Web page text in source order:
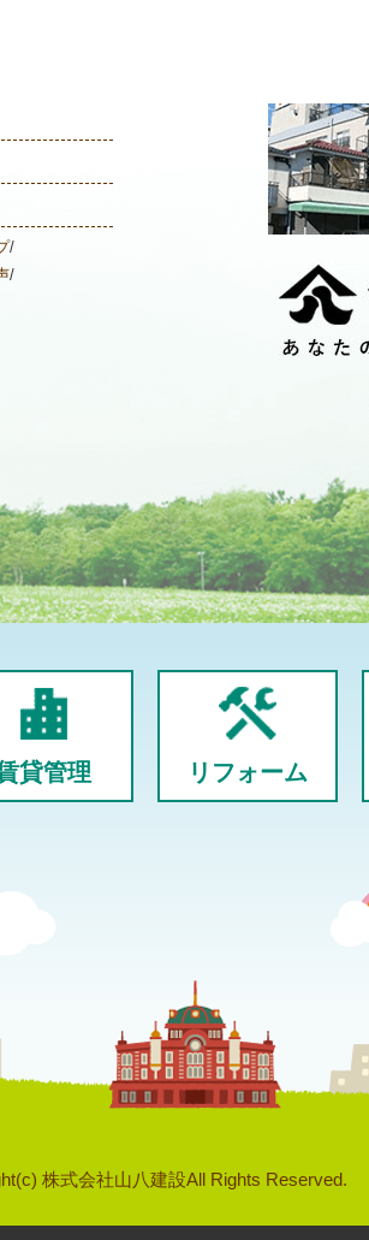
貸管理 リフォーム
株式会社山八建設All Rights Reserved.